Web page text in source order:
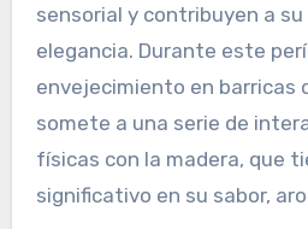
sensorial y contribuyen a
elegancia. Durante este
envejecimiento en barricas
somete a una serie de
físicas con la madera, que
significativo en su sabor,